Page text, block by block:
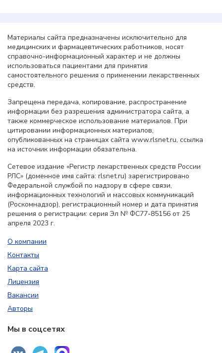
Материалы сайта предназначены исключительно для
медицинских и фармацевтических работников, носят
справочно-информационный характер и не должны
использоваться пациентами для принятия
самостоятельного решения о применении лекарственных
средств.
Запрещена передача, копирование, распространение
информации без разрешения администратора сайта, а
также коммерческое использование материалов. При
цитировании информационных материалов,
опубликованных на страницах сайта www.rlsnet.ru, ссылка
на источник информации обязательна.
Сетевое издание «Регистр лекарственных средств России
РЛС» (доменное имя сайта: rlsnet.ru) зарегистрировано
Федеральной службой по надзору в сфере связи,
информационных технологий и массовых коммуникаций
(Роскомнадзор), регистрационный номер и дата принятия
решения о регистрации: серия Эл № ФС77-85156 от 25
апреля 2023 г.
О компании
Контакты
Карта сайта
Лицензия
Вакансии
Авторы
Мы в соцсетях